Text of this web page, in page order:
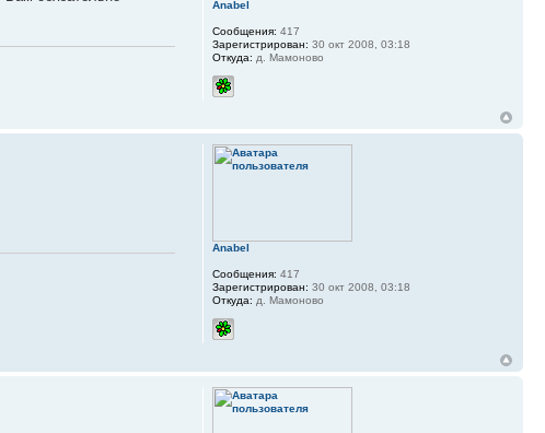
Anabel
Сообщения: 417
Зарегистрирован: 30 окт 2008, 03:18
Откуда: д. Мамоново
Anabel
Сообщения: 417
Зарегистрирован: 30 окт 2008, 03:18
Откуда: д. Мамоново